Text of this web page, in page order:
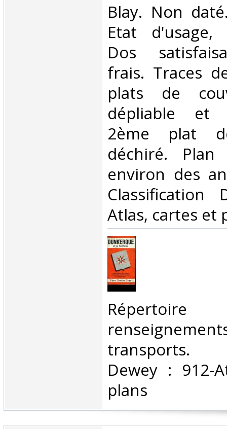
‎Blay. Non
Etat d'usage,
Dos
frais. Traces
plats de
dépliable et
2ème plat
déchiré.
environ des
Classification
Atlas, cartes et
transports.
Dewey : 912-
plans‎